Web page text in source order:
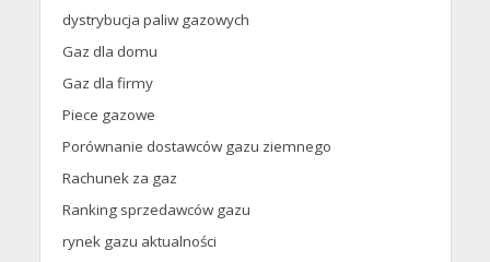
dystrybucja paliw gazowych
Gaz dla domu
Gaz dla firmy
Piece gazowe
Porównanie dostawców gazu ziemnego
Rachunek za gaz
Ranking sprzedawców gazu
rynek gazu aktualności